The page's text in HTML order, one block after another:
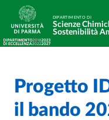
Salta al contenuto
Skip to footer
DIPARTIMENTO DI
Scienze
Sostenibilità
Home
/
Cerca una notizia
/
Progetto
il bando